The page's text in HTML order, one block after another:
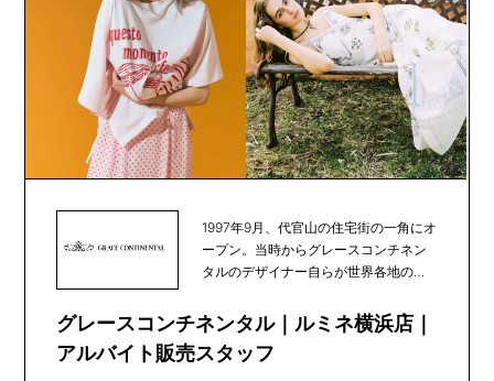
1997年9月、代官山の住宅街の一角にオ
ープン。当時からグレースコンチネン
タルのデザイナー自らが世界各地の素
グレースコンチネンタル｜ルミネ横浜店｜
アルバイト販売スタッフ